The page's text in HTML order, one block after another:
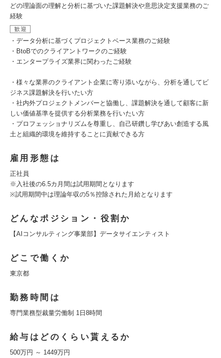
どの理論面の理解と分析に基づいた課題解決や意思決定支援業務のご
経験
歓迎
・データ分析に基づくプロジェクトベース業務のご経験
・BtoBでのクライアントワークのご経験
・エンタープライズ業界に関わったご経験
・様々な業界のクライアント企業に寄り添いながら、分析を通してビ
ジネス課題解決を行いたい方
・社内外プロジェクトメンバーと協働し、課題解決を通して顧客に新
しい価値基準を提供する分析業務を行いたい方
・プロフェッショナリズムを尊重し、自己研鑽し学びあい創造する風
土と組織的環境を維持することに貢献できる方
雇用形態は
正社員
※入社後の6.5カ月間は試用期間となります
※試用期間中は理論年収の5％控除された月給となります
どんなポジション・役割か
【AIコンサルティング事業部】データサイエンティスト
どこで働くか
東京都
勤務時間は
専門業務型裁量労働制 1日8時間
給与はどのくらい貰えるか
500万円 ～ 1449万円